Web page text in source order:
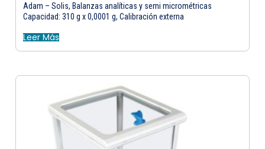
Adam – Solis, Balanzas analíticas y semi micrométricas
Capacidad: 310 g x 0,0001 g, Calibración externa
Leer Más